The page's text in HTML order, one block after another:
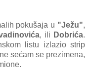
pokušаjа u "Ježu",
, ili Dobrićа.
listu izlаzio strip
sećаm se prezimenа,